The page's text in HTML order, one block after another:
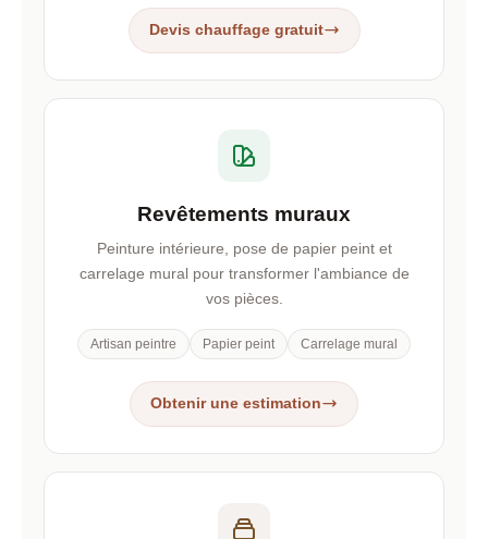
Devis chauffage gratuit
Revêtements muraux
Peinture intérieure, pose de papier peint et
carrelage mural pour transformer l'ambiance de
vos pièces.
Artisan peintre Papier peint Carrelage mural
Obtenir une estimation